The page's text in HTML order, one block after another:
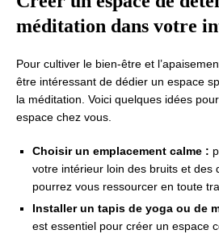
méditation dans votre
Pour cultiver le bien-être et
être intéressant de dédier un espace
la méditation. Voici quelques idées
espace chez vous.
Choisir un emplacement calme :
votre intérieur loin des bruits et des
pourrez vous ressourcer en toute
Installer un tapis de yoga ou de
est essentiel pour créer un espace